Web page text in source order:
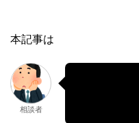
本記事は
相談者